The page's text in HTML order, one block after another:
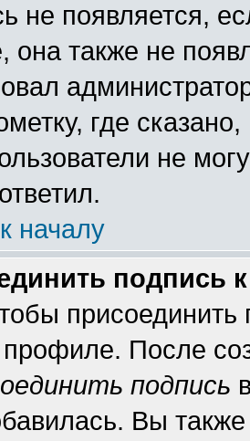
не появляется,
она также не
где
не
началу
подпись
После
подпись
Вы